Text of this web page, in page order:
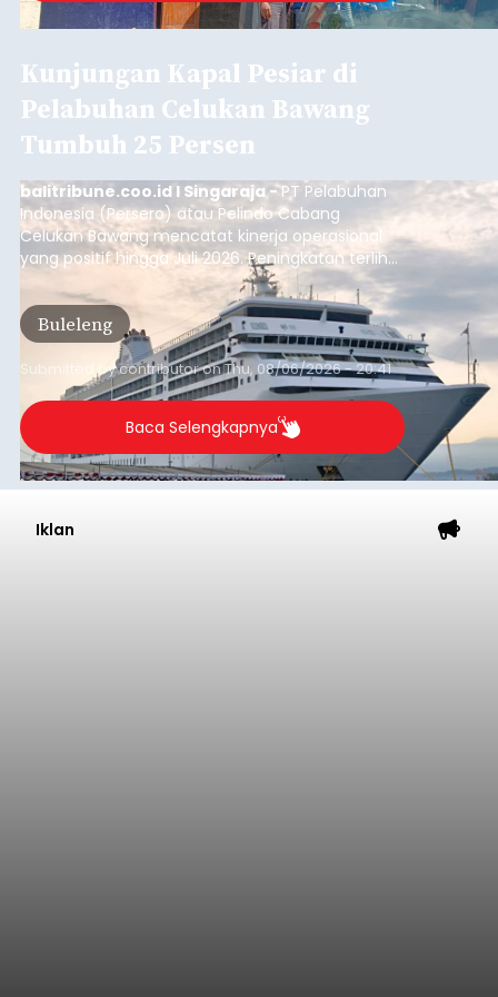
Kunjungan Kapal Pesiar di
Pelabuhan Celukan Bawang
Tumbuh 25 Persen
balitribune.coo.id I Singaraja -PT Pelabuhan
Indonesia (Persero) atau Pelindo Cabang
Celukan Bawang mencatat kinerja operasional
yang positif hingga Juli 2026. Peningkatan terlihat
dari arus kapal yang mencapai 1,48 juta Gross
Tonnage (GT), atau tumbuh 12,4 persen
dibandingkan periode yang sama tahun lalu
yang tercatat sebesar 1,32 juta GT.
Buleleng
Submitted bycontributoronThu, 08/06/2026 - 20:41
Baca Selengkapnya
Iklan